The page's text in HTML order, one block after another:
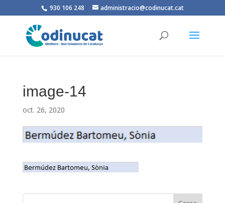
930 106 248 administracio@codinucat.cat
image-14
oct. 26, 2020